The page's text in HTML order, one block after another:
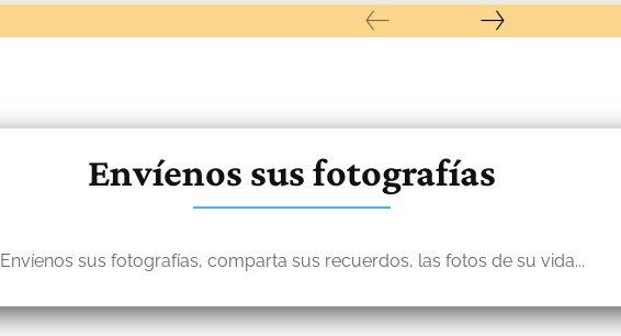
Envíenos sus fotografías
Envíenos sus fotografías, comparta sus recuerdos, las fotos de su vida...